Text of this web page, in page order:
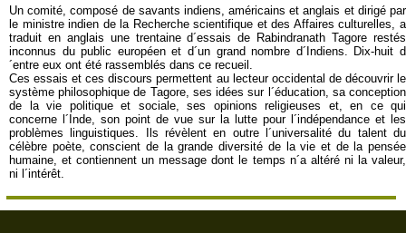
Un comité, composé de savants indiens, américains et anglais et dirigé par
le ministre indien de la Recherche scientifique et des Affaires culturelles, a
traduit en anglais une trentaine d´essais de Rabindranath Tagore restés
inconnus du public européen et d´un grand nombre d´Indiens. Dix-huit d
´entre eux ont été rassemblés dans ce recueil.
Ces essais et ces discours permettent au lecteur occidental de découvrir le
système philosophique de Tagore, ses idées sur l´éducation, sa conception
de la vie politique et sociale, ses opinions religieuses et, en ce qui
concerne l´Inde, son point de vue sur la lutte pour l´indépendance et les
problèmes linguistiques. Ils révèlent en outre l´universalité du talent du
célèbre poète, conscient de la grande diversité de la vie et de la pensée
humaine, et contiennent un message dont le temps n´a altéré ni la valeur,
ni l´intérêt.